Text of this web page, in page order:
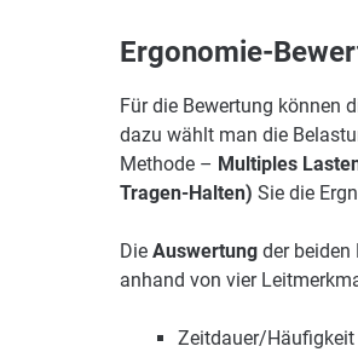
Ergonomie-
Für die Bewertung können
dazu wählt man die
Methode – Multiples
Tragen-Halten) Sie die
Die Auswertungder beiden
anhand von vier
Zeitdauer/Häufigkeit